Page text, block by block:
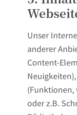
Unser
anderer
Content-
(Funktionen,
oder z.B.